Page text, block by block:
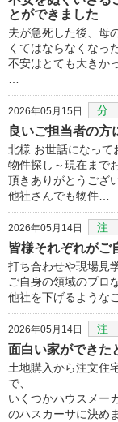
とができました
夫が急死した後、母
くてはならなくなっ
不安はとても大きか
2026年05月15日 分
良いご担当者の
北様 お世話になって
物件探し～現在まで
頂きありがとうござ
他社さんでも物件…
2026年05月14日 注
皆様それぞれがご
打ち合わせや現場見
ご自身の領域のプロ
他社を下げるような
2026年05月14日 注
面白い家ができた
土地購入から注文住
で、
いくつかハウスメー
のハスカーサに決め